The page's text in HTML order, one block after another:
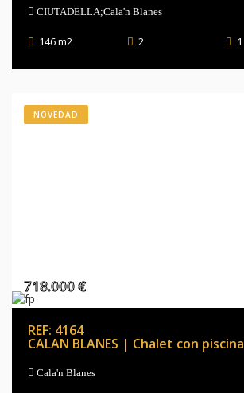
CIUTADELLA;Cala'n Blanes
146 m2 2 1
NOVEDAD
718.000 €
REF: 4164
CALAN BLANES | Chalet con piscina
Cala'n Blanes